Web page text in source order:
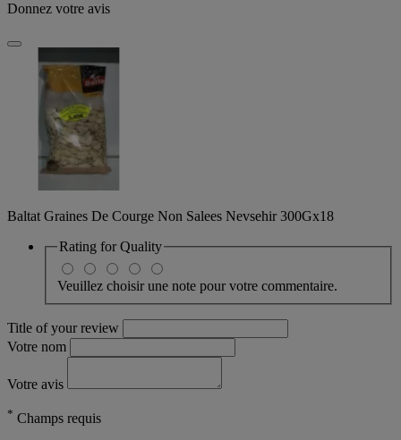
Donnez votre avis
Baltat Graines De Courge Non Salees Nevsehir 300Gx18
Rating forQuality
Veuillez choisir une note pour votre commentaire.
Title of your review
Votre nom
Votre avis
* Champs requis